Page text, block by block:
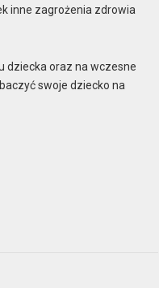
inne zagrożenia zdrowia
dziecka oraz na wczesne
swoje dziecko na